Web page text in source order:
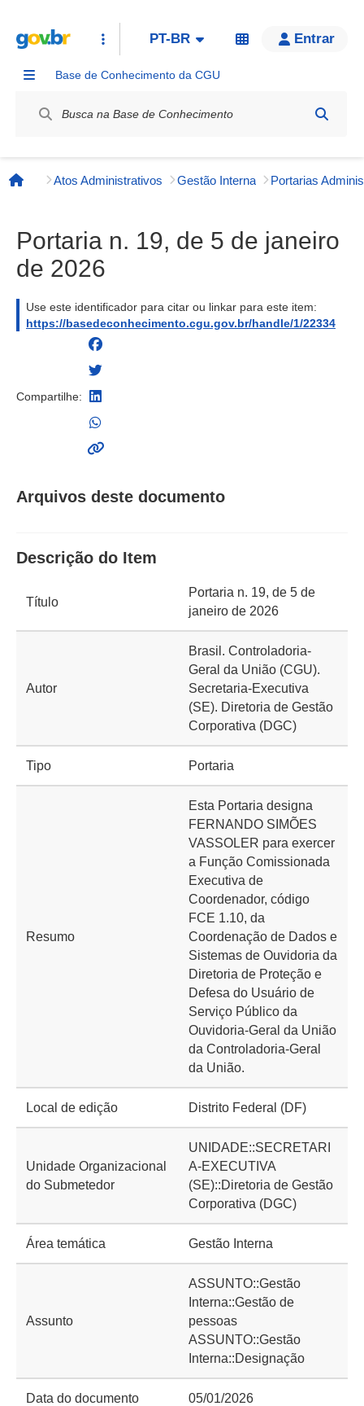
PT-BR Entrar
Base de Conhecimento da CGU
Página inicial
Atos Administrativos Gestão Interna
Portaria n. 19, de 5 de janeiro
de 2026
Use este identificador para citar ou linkar para este item:
https://basedeconhecimento.cgu.gov.br/handle/1/22334
Compartilhe:
Arquivos deste documento
Descrição do Item
Título
Portaria n. 19, de 5 de
janeiro de 2026
Autor
Brasil. Controladoria-
Geral da União (CGU).
Secretaria-Executiva
(SE). Diretoria de Gestão
Corporativa (DGC)
Tipo Portaria
Resumo
Esta Portaria designa
FERNANDO SIMÕES
VASSOLER para exercer
a Função Comissionada
Executiva de
Coordenador, código
FCE 1.10, da
Coordenação de Dados e
Sistemas de Ouvidoria da
Diretoria de Proteção e
Defesa do Usuário de
Serviço Público da
Ouvidoria-Geral da União
da Controladoria-Geral
da União.
Local de edição Distrito Federal (DF)
Unidade Organizacional
do Submetedor
UNIDADE::SECRETARI
A-EXECUTIVA
(SE)::Diretoria de Gestão
Corporativa (DGC)
Área temática Gestão Interna
Assunto
ASSUNTO::Gestão
Interna::Gestão de
pessoas
ASSUNTO::Gestão
Interna::Designação
Data do documento 05/01/2026